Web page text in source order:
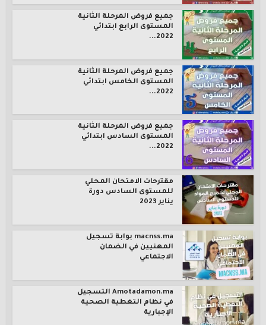
جميع فروض المرحلة الثانية
المستوى الرابع ابتدائي
2022...
جميع فروض المرحلة الثانية
المستوى الخامس ابتدائي
2022...
جميع فروض المرحلة الثانية
المستوى السادس ابتدائي
2022...
مقترحات الامتحان المحلي
للمستوى السادس دورة
يناير 2023
macnss.ma بوابة تسجيل
المهنيين في الضمان
الاجتماعي
Amotadamon.ma التسجيل
في نظام التغطية الصحية
الإجبارية